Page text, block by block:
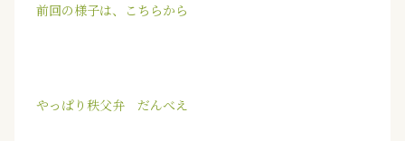
前回の様子は、こちらから
やっぱり秩父弁 だんべえ